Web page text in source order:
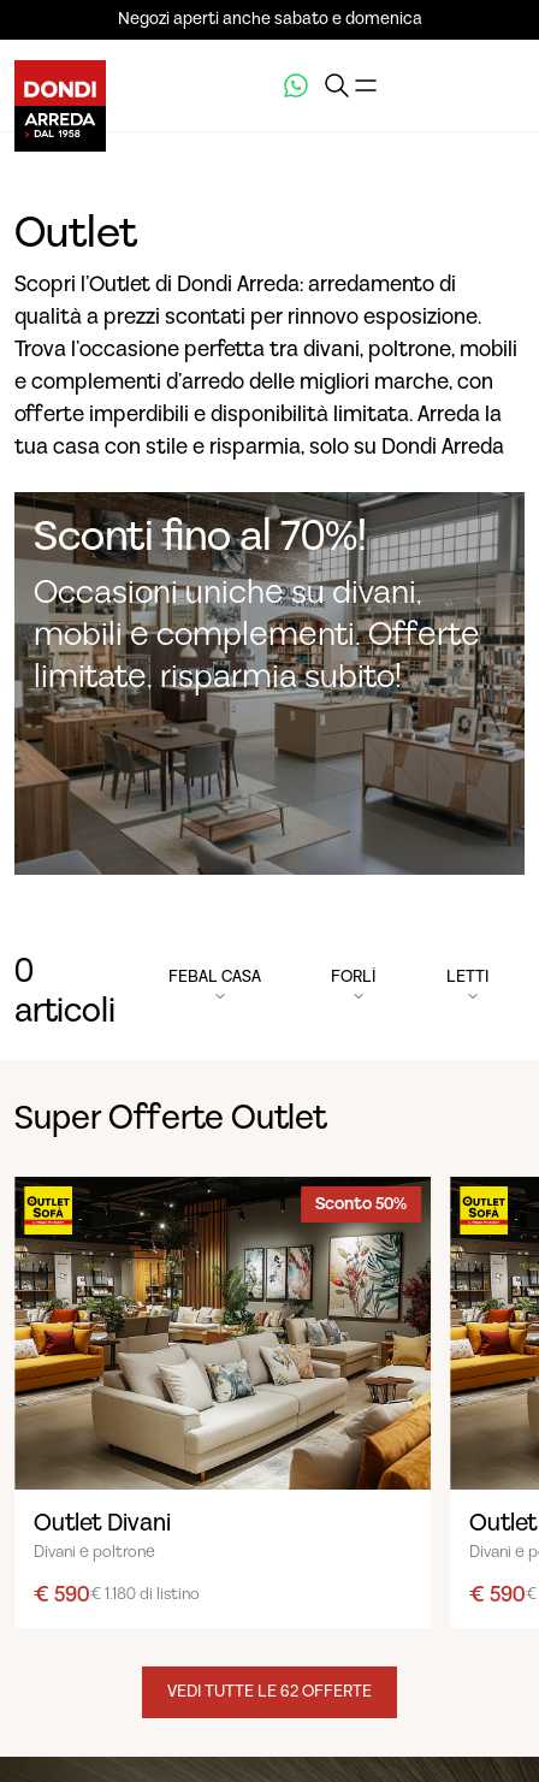
Negozi aperti anche sabato e domenica
Outlet
Scopri l’Outlet di Dondi Arreda: arredamento di
qualità a prezzi scontati per rinnovo esposizione.
Trova l’occasione perfetta tra divani, poltrone, mobili
e complementi d’arredo delle migliori marche, con
offerte imperdibili e disponibilità limitata. Arreda la
tua casa con stile e risparmia, solo su Dondi Arreda
Sconti fino al 70%!
Occasioni uniche su divani,
mobili e complementi. Offerte
limitate, risparmia subito!
0
articoli
FEBAL CASA FORLÌ LETTI
Super Offerte Outlet
Sconto 50%
Outlet Divani
Divani e poltrone
€ 590€ 1.180 di listino
Divani e
€ 590€
VEDI TUTTE LE 62 OFFERTE